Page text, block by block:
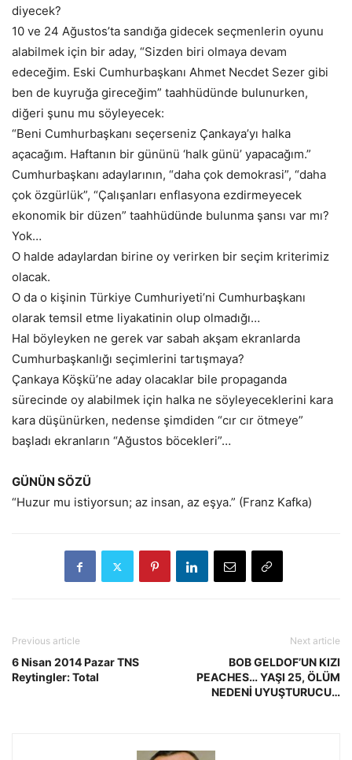
diyecek?
10 ve 24 Ağustos’ta sandığa gidecek seçmenlerin oyunu
alabilmek için bir aday, “Sizden biri olmaya devam
edeceğim. Eski Cumhurbaşkanı Ahmet Necdet Sezer gibi
ben de kuyruğa gireceğim” taahhüdünde bulunurken,
diğeri şunu mu söyleyecek:
“Beni Cumhurbaşkanı seçerseniz Çankaya’yı halka
açacağım. Haftanın bir gününü ‘halk günü’ yapacağım.”
Cumhurbaşkanı adaylarının, “daha çok demokrasi”, “daha
çok özgürlük”, “Çalışanları enflasyona ezdirmeyecek
ekonomik bir düzen” taahhüdünde bulunma şansı var mı?
Yok…
O halde adaylardan birine oy verirken bir seçim kriterimiz
olacak.
O da o kişinin Türkiye Cumhuriyeti’ni Cumhurbaşkanı
olarak temsil etme liyakatinin olup olmadığı…
Hal böyleyken ne gerek var sabah akşam ekranlarda
Cumhurbaşkanlığı seçimlerini tartışmaya?
Çankaya Köşkü’ne aday olacaklar bile propaganda
sürecinde oy alabilmek için halka ne söyleyeceklerini kara
kara düşünürken, nedense şimdiden “cır cır ötmeye”
başladı ekranların “Ağustos böcekleri”…
GÜNÜN SÖZÜ
“Huzur mu istiyorsun; az insan, az eşya.” (Franz Kafka)
Previous article
6 Nisan 2014 Pazar TNS
Reytingler: Total
Next article
BOB GELDOF’UN KIZI
PEACHES… YAŞI 25, ÖLÜM
NEDENİ UYUŞTURUCU…